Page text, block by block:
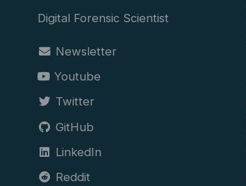
Digital Forensic Scientist
Newsletter
Youtube
Twitter
GitHub
LinkedIn
Reddit